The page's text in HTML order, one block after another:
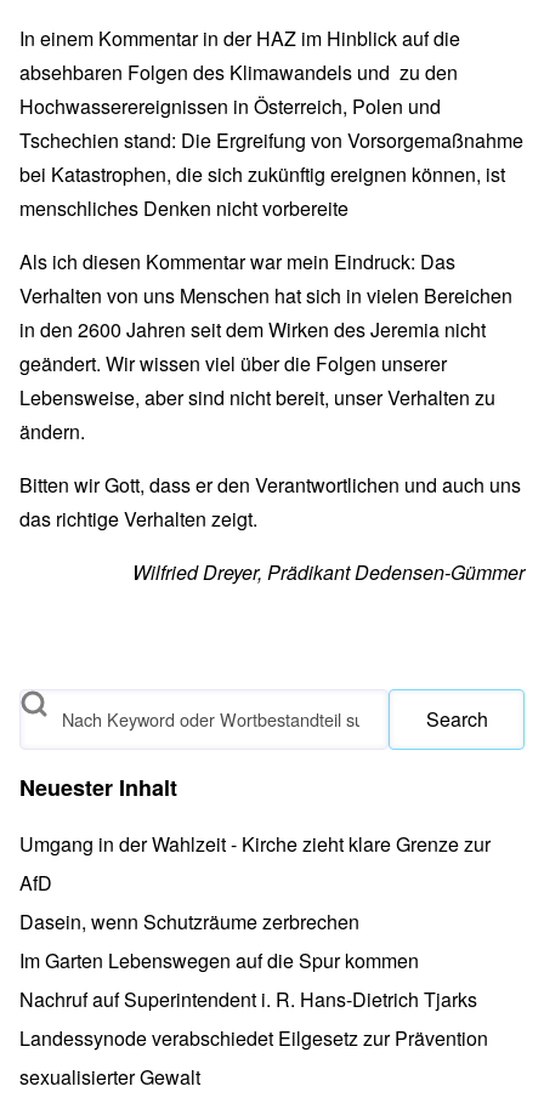
In einem Kommentar in der HAZ im Hinblick auf die
absehbaren Folgen des Klimawandels und zu den
Hochwasserereignissen in Österreich, Polen und
Tschechien stand: Die Ergreifung von Vorsorgemaßnahme
bei Katastrophen, die sich zukünftig ereignen können, ist
menschliches Denken nicht vorbereite
Als ich diesen Kommentar war mein Eindruck: Das
Verhalten von uns Menschen hat sich in vielen Bereichen
in den 2600 Jahren seit dem Wirken des Jeremia nicht
geändert. Wir wissen viel über die Folgen unserer
Lebensweise, aber sind nicht bereit, unser Verhalten zu
ändern.
Bitten wir Gott, dass er den Verantwortlichen und auch uns
das richtige Verhalten zeigt.
Wilfried Dreyer, Prädikant Dedensen-Gümmer
Search
Neuester Inhalt
Umgang in der Wahlzeit - Kirche zieht klare Grenze zur
AfD
Dasein, wenn Schutzräume zerbrechen
Im Garten Lebenswegen auf die Spur kommen
Nachruf auf Superintendent i. R. Hans-Dietrich Tjarks
Landessynode verabschiedet Eilgesetz zur Prävention
sexualisierter Gewalt